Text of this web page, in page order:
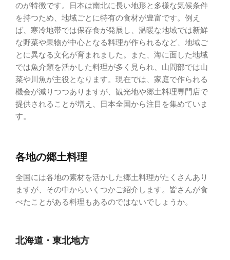
のが特徴です。日本は南北に長い地形と多様な気候条件
を持つため、地域ごとに特有の食材が豊富です。例え
ば、寒冷地帯では保存食が発展し、温暖な地域では新鮮
な野菜や果物が中心となる料理が作られるなど、地域ご
とに異なる文化が育まれました。また、海に面した地域
では魚介類を活かした料理が多く見られ、山間部では山
菜や川魚が主役となります。現在では、家庭で作られる
機会が減りつつありますが、観光地や郷土料理専門店で
提供されることが増え、日本全国から注目を集めていま
す。
各地の郷土料理
全国には各地の素材を活かした郷土料理がたくさんあり
ますが、その中からいくつかご紹介します。皆さんが食
べたことがある料理もあるのではないでしょうか。
北海道・東北地方